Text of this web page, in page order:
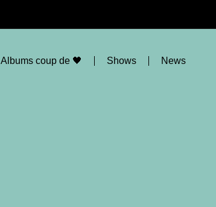
Albums coup de 🖤 Shows News